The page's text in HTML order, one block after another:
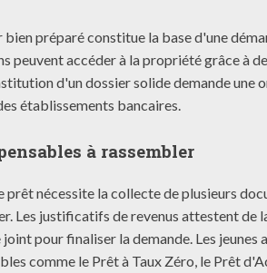
préparé constitue la base d'une
peuvent accéder à la propriété grâce à
d'un dossier solide demande une
établissements bancaires.
à rassembler
prêt nécessite la collecte de plusieurs
Les justificatifs de revenus attestent de
pour finaliser la demande. Les jeunes
comme le Prêt à Taux Zéro, le Prêt